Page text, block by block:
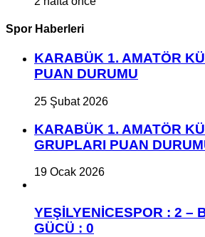
Spor Haberleri
KARABÜK 1. AMATÖR
PUAN DURUMU
25 Şubat 2026
KARABÜK 1. AMATÖR
GRUPLARI PUAN
19 Ocak 2026
YEŞİLYENİCESPOR : 2 –
GÜCÜ : 0